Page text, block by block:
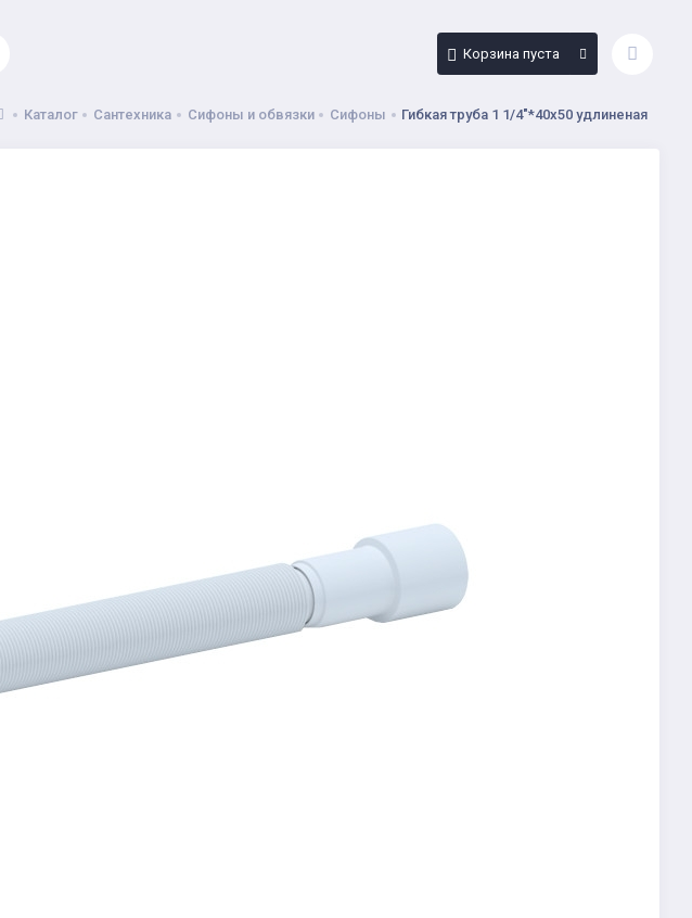
Корзина пуста
Каталог Сантехника Сифоны и обвязки Сифоны Гибкая труба 1 1/4"*40х50 удлиненая